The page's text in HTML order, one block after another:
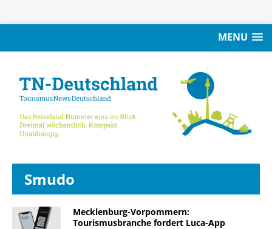
MENU
Smudo
Mecklenburg-Vorpommern:
Tourismusbranche fordert Luca-App